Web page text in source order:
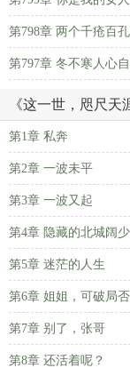
第798章 两个千疮百
第797章 冬不寒人心
《这一世，咫尺天
第1章 私奔
第2章 一波未平
第3章 一波又起
第4章 隐藏的北城阔少
第5章 迷茫的人生
第6章 姐姐，可破局否
第7章 别了，张哥
第8章 还活着呢？